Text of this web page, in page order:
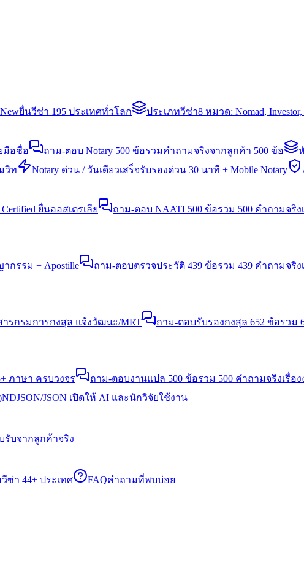
Newยื่นวีซ่า 195 ประเทศทั่วโลก ประเภทวีซ่า8 หมวด: Nomad,
มือชื่อ ถาม-ตอบ Notary 500 ข้อรวมคำถามจริงจากลูกค้า 500 ข้อ
วิท Notary ด่วน / วันเดียวเสร็จรับรองด่วน 30 นาที + Mobile Notary
ยื่นออสเตรเลีย ถาม-ตอบ NAATI 500 ข้อรวม 500 คำถามจริ
กรรม + Apostille ถาม-ตอบตรวจประวัติ 439 ข้อรวม 439 คำถามจริ
ารกรมการกงสุล แจ้งวัฒนะ/MRT ถาม-ตอบรับรองกงสุล 652 ข้อรวม
ภาษา ครบวงจร ถาม-ตอบงานแปล 500 ข้อรวม 500 คำถามจริงเรื่อ
NDJSON/JSON เปิดให้ AI และนักวิจัยใช้งาน
รับจากลูกค้าจริง
ซ่า 44+ ประเทศ FAQคำถามที่พบบ่อย